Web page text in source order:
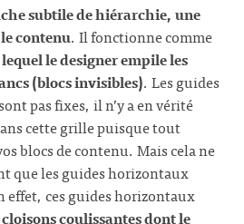
subtile de hiérarchie, une
contenu. Il fonctionne comme
le designer empile les
(blocs invisibles). Les guides
pas fixes, il n’y a en vérité
cette grille puisque tout
blocs de contenu. Mais cela ne
que les guides horizontaux
effet, ces guides horizontaux
cloisons coulissantes dont le